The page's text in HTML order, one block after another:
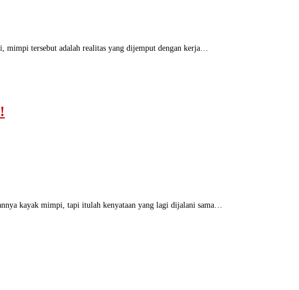
tersebut adalah realitas yang dijemput dengan kerja…
kayak mimpi, tapi itulah kenyataan yang lagi dijalani sama…